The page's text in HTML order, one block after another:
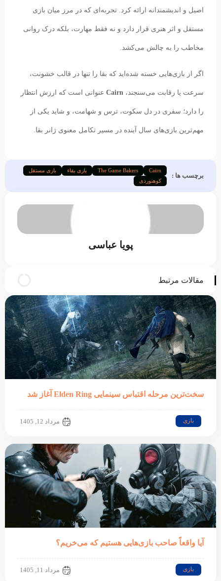
اصیل و اندیشمندانه ارائه کرد. تجربه‌ای که در مرز میان بازی
مستقل و اثر هنری قرار دارد و نه فقط مهارت، بلکه درک روانی
مخاطب را به چالش می‌کشد.
اگر از بازی‌هایی خسته شده‌اید که بقا را تنها در قالب خشونت،
سرعت یا رقابت می‌سنجند، Cairn عنوانی است که ارزش انتظار
را دارد؛ سفری در دل سکوت، ترس و شهامت، و شاید یکی از
مهم‌ترین بازی‌های سال آینده در مسیر تکامل معنوی ژانر بقا.
برچسب ها :
Cairn
The Game Bakers بازی بقاء
بازی مستقل
کوهنوردی
پویا عباسی
مقالات مرتبط
سخت‌ترین مرحله اقتباس سینمایی Elden Ring آغاز شد
بازی مرداد 12, 1405
آیا واقعاً صاحب بازی‌هایی هستیم که می‌خریم؟
بازی مرداد 11, 1405